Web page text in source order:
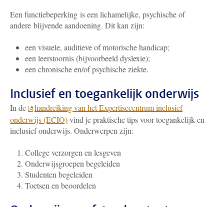
Een functiebeperking is een lichamelijke, psychische of
andere blijvende aandoening. Dit kan zijn:
een visuele, auditieve of motorische handicap;
een leerstoornis (bijvoorbeeld dyslexie);
een chronische en/of psychische ziekte.
Inclusief en toegankelijk onderwijs
In de
handreiking van het Expertisecentrum inclusief
onderwijs (ECIO)vind je praktische tips voor toegankelijk en
inclusief onderwijs. Onderwerpen zijn:
College verzorgen en lesgeven
Onderwijsgroepen begeleiden
Studenten begeleiden
Toetsen en beoordelen